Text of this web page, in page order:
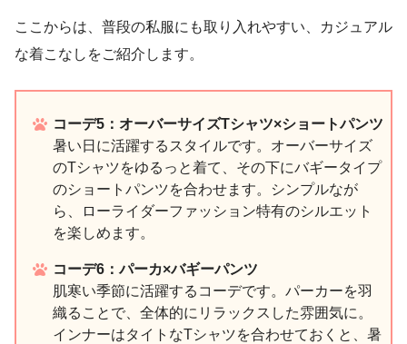
ここからは、普段の私服にも取り入れやすい、カジュアル
な着こなしをご紹介します。
コーデ5：オーバーサイズTシャツ×ショートパンツ
暑い日に活躍するスタイルです。オーバーサイズ
のTシャツをゆるっと着て、その下にバギータイプ
のショートパンツを合わせます。シンプルなが
ら、ローライダーファッション特有のシルエット
を楽しめます。
コーデ6：パーカ×バギーパンツ
肌寒い季節に活躍するコーデです。パーカーを羽
織ることで、全体的にリラックスした雰囲気に。
インナーはタイトなTシャツを合わせておくと、暑